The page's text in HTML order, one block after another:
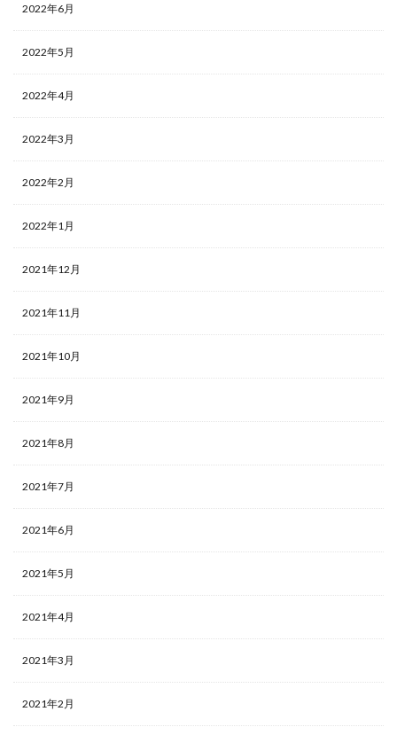
2022年6月
2022年5月
2022年4月
2022年3月
2022年2月
2022年1月
2021年12月
2021年11月
2021年10月
2021年9月
2021年8月
2021年7月
2021年6月
2021年5月
2021年4月
2021年3月
2021年2月